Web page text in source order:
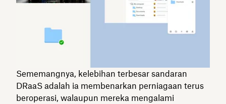
Sememangnya, kelebihan terbesar sandaran
DRaaS adalah ia membenarkan perniagaan terus
beroperasi, walaupun mereka mengalami